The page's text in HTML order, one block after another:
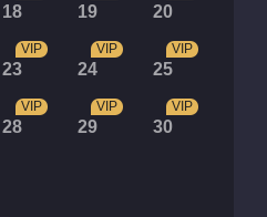
18 19 20
23
VIP
24
VIP
25
VIP
28
VIP
29
VIP
30
VIP